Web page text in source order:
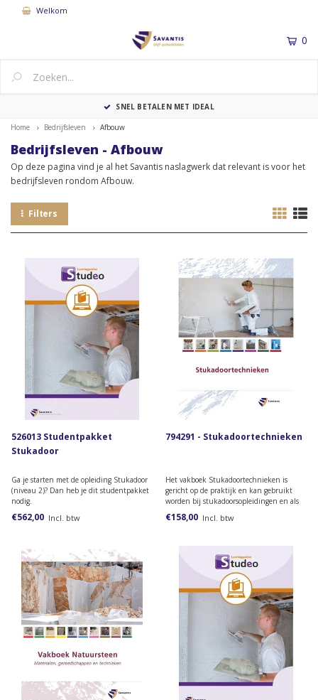
Welkom
0
SNEL BETALEN MET IDEAL
Home Bedrijfsleven Afbouw
Bedrijfsleven - Afbouw
Op deze pagina vind je al het Savantis naslagwerk dat relevant is voor het
bedrijfsleven rondom Afbouw.
Filters
526013 Studentpakket
Stukadoor
Ga je starten met de opleiding Stukadoor
(niveau 2)? Dan heb je dit studentpakket
nodig.
€562,00 Incl. btw
794291 - Stukadoortechnieken
Het vakboek Stukadoortechnieken is
gericht op de praktijk en kan gebruikt
worden bij stukadoorsopleidingen en als
naslagwerk.
€158,00 Incl. btw